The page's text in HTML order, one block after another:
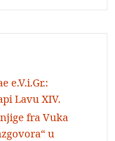
e.V.i.Gr.:
Lavu XIV.
fra Vuka
u